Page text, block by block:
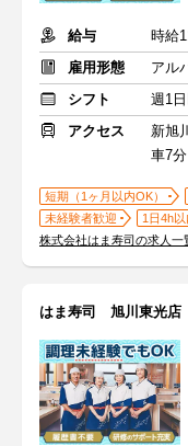
給与
時給
雇用形態
アル
シフト
週1
アクセス
新旭
車7分
短期（1ヶ月以内OK）
未経験者歓迎
1日4h
株式会社はま寿司の求人一
はま寿司 旭川東光店